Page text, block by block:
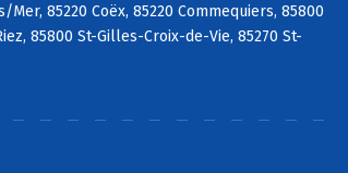
85220 Coëx, 85220 Commequiers, 85800
85800 St-Gilles-Croix-de-Vie, 85270 St-